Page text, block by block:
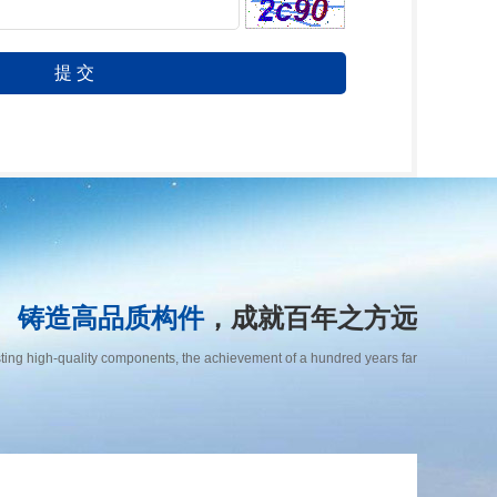
铸造高品质构件，成就百年之方远
high-quality components, the achievement of a hundred years far